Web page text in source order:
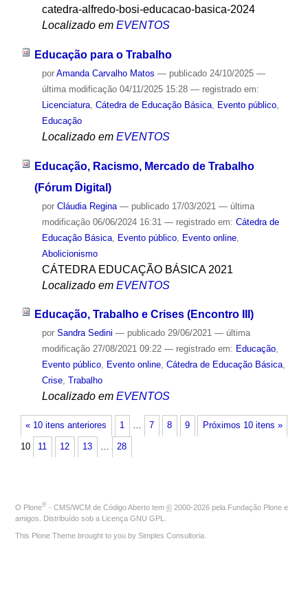
catedra-alfredo-bosi-educacao-basica-2024
Localizado em EVENTOS
Educação para o Trabalho
por Amanda Carvalho Matos — publicado24/10/2025 —
última modificação04/11/2025 15:28 — registrado em:
Licenciatura, Cátedra de Educação Básica, Evento público,
Educação
Localizado em EVENTOS
Educação, Racismo, Mercado de Trabalho
(Fórum Digital)
por Cláudia Regina — publicado17/03/2021 — última
modificação06/06/2024 16:31 — registrado em: Cátedra de
Educação Básica, Evento público, Evento online,
Abolicionismo
CÁTEDRA EDUCAÇÃO BÁSICA 2021
Localizado em EVENTOS
Educação, Trabalho e Crises (Encontro III)
por Sandra Sedini — publicado29/06/2021 — última
modificação27/08/2021 09:22 — registrado em: Educação,
Evento público, Evento online, Cátedra de Educação Básica,
Crise, Trabalho
Localizado em EVENTOS
« 10 itens anteriores Próximos 10 itens »
1 … 7 8 9
10 11 12 13 … 28
O Plone® - CMS/WCM de Código Aberto tem © 2000-2026 pela Fundação Plone e
amigos. Distribuído sob a Licença GNU GPL
This Plone Theme brought to you by Simples Consultoria